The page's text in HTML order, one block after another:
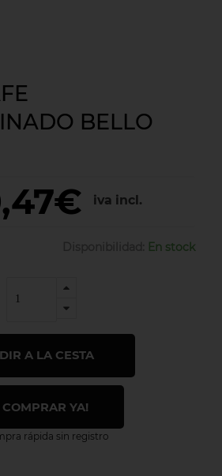
BELLO
iva incl.
En stock
A LA CESTA
COMPRAR YA!
rápida sin registro